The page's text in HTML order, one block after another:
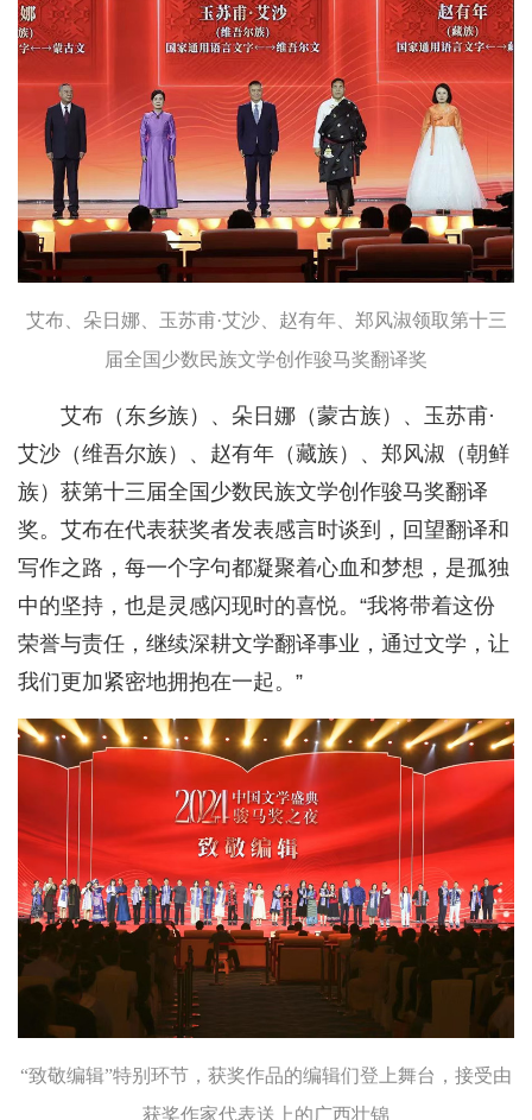
艾布、朵日娜、玉苏甫·艾沙、赵有年、郑风淑领取第十三
届全国少数民族文学创作骏马奖翻译奖
艾布（东乡族）、朵日娜（蒙古族）、玉苏甫·
艾沙（维吾尔族）、赵有年（藏族）、郑风淑（朝鲜
族）获第十三届全国少数民族文学创作骏马奖翻译
奖。艾布在代表获奖者发表感言时谈到，回望翻译和
写作之路，每一个字句都凝聚着心血和梦想，是孤独
中的坚持，也是灵感闪现时的喜悦。“我将带着这份
荣誉与责任，继续深耕文学翻译事业，通过文学，让
我们更加紧密地拥抱在一起。”
“致敬编辑”特别环节，获奖作品的编辑们登上舞台，接受由
获奖作家代表送上的广西壮锦